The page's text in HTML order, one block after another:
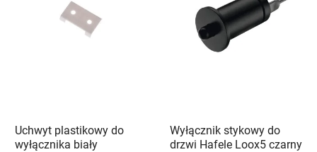
Uchwyt plastikowy do
wyłącznika biały
Wyłącznik stykowy do
drzwi Hafele Loox5 czarny